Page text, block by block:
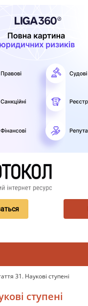
31. Наукові ступені
ступені